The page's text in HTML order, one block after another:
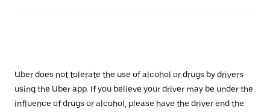
Uber does not tolerate the use of alcohol or drugs by drivers
using the Uber app. If you believe your driver may be under the
influence of drugs or alcohol, please have the driver end the